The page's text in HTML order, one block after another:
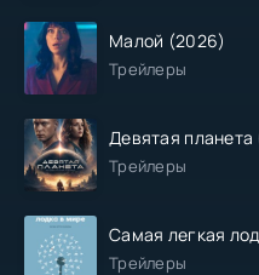
Малой (2026)
Трейлеры
Девятая
Трейлеры
Самая легкая
Трейлеры